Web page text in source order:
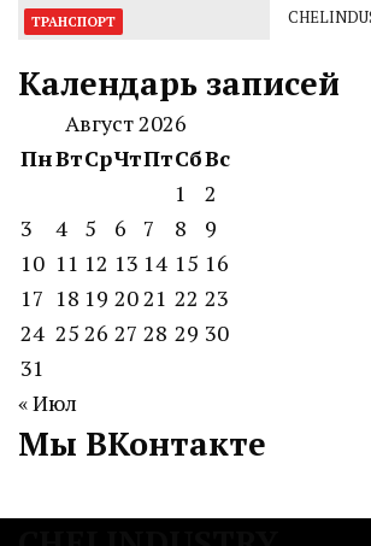
ТРАНСПОРТ
Календарь записей
Август 2026
ПнВтСрЧтПтСбВс
1
2
3
4 5 6 7 8
9
10 11 12 13 14 15 16
17 18 19 2021 22 23
24 25 26 27 28 29 30
31
« Июл
Мы ВКонтакте